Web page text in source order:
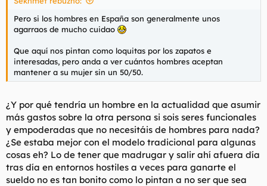
Pero si los hombres en España son generalmente unos
agarraos de mucho cuidao
Que aquí nos pintan como loquitas por los zapatos e
interesadas, pero anda a ver cuántos hombres aceptan
mantener a su mujer sin un 50/50.
¿Y por qué tendría un hombre en la actualidad que asumir
más gastos sobre la otra persona si sois seres funcionales
y empoderadas que no necesitáis de hombres para nada?
¿Se estaba mejor con el modelo tradicional para algunas
cosas eh? Lo de tener que madrugar y salir ahí afuera día
tras día en entornos hostiles a veces para ganarte el
sueldo no es tan bonito como lo pintan a no ser que sea